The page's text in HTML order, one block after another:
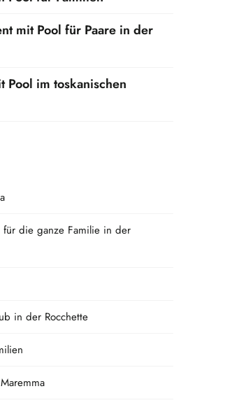
mit Pool für Paare in der
Pool im toskanischen
für die ganze Familie in der
in der Rocchette